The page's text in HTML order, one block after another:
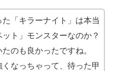
「キラーナイト」は本当
ト」モンスターなのか？
のも良かったですね。
くなっちゃって、待った甲